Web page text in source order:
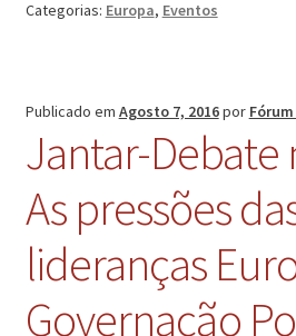
lá
|
13
julho
Categorias: Europa, Eventos
Publicado em Agosto 7, 2016por
Jantar-Debate
As pressões
lideranças
Governação